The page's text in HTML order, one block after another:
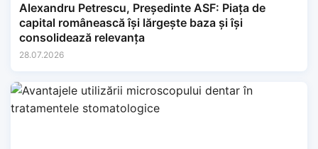
Alexandru Petrescu, Președinte ASF: Piața de
capital românească își lărgește baza și își
consolidează relevanța
28.07.2026